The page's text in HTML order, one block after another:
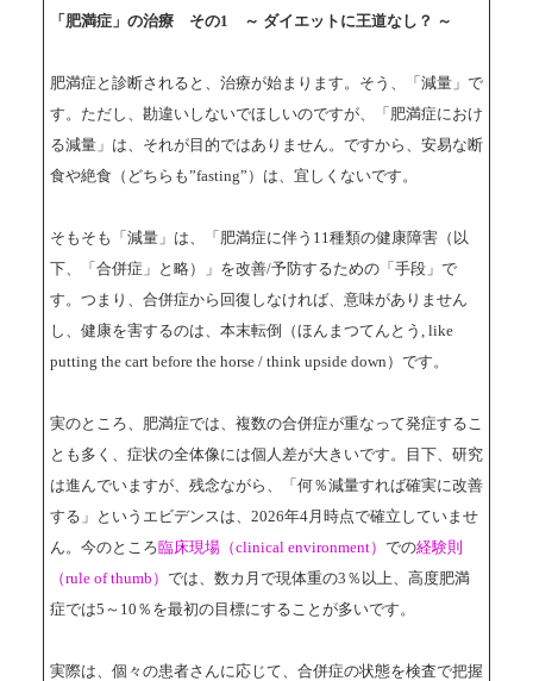
「肥満症」の治療 その1 ～ ダイエットに王道なし？ ～
肥満症と診断されると、治療が始まります。そう、「減量」で
す。ただし、勘違いしないでほしいのですが、「肥満症におけ
る減量」は、それが目的ではありません。ですから、安易な断
食や絶食（どちらも”fasting”）は、宜しくないです。
そもそも「減量」は、「肥満症に伴う11種類の健康障害（以
下、「合併症」と略）」を改善/予防するための「手段」で
す。つまり、合併症から回復しなければ、意味がありません
し、健康を害するのは、本末転倒（ほんまつてんとう, like
putting the cart before the horse / think upside down）です。
実のところ、肥満症では、複数の合併症が重なって発症するこ
とも多く、症状の全体像には個人差が大きいです。目下、研究
は進んでいますが、残念ながら、「何％減量すれば確実に改善
する」というエビデンスは、2026年4月時点で確立していませ
ん。今のところ臨床現場（clinical environment） での経験則
（rule of thumb） では、数カ月で現体重の3％以上、高度肥満
症では5～10％を最初の目標にすることが多いです。
実際は、個々の患者さんに応じて、合併症の状態を検査で把握